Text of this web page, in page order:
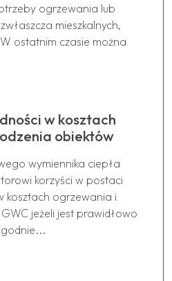
ogrzewania lub
mieszkalnych,
ostatnim czasie można
w kosztach
obiektów
wymiennika ciepła
korzyści w postaci
kosztach ogrzewania i
jeżeli jest prawidłowo